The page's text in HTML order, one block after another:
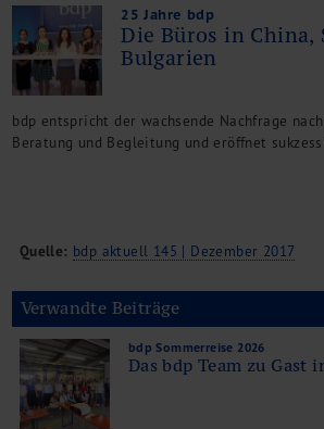
25 Jahre bdp
Die Büros in China,
Bulgarien
bdp entspricht der wachsende Nachfrage
Beratung und Begleitung und eröffnet
Quelle: bdp aktuell 145 | Dezember 2017
Verwandte Beiträge
bdp Sommerreise 2026
Das bdp Team zu Gast